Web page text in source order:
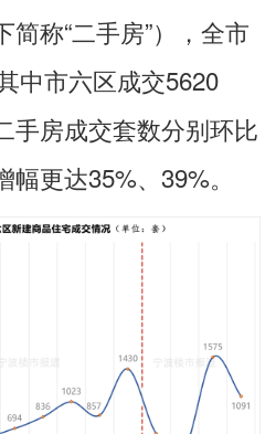
称“二手房”），全市
中市六区成交5620
手房成交套数分别环比
更达35%、39%。